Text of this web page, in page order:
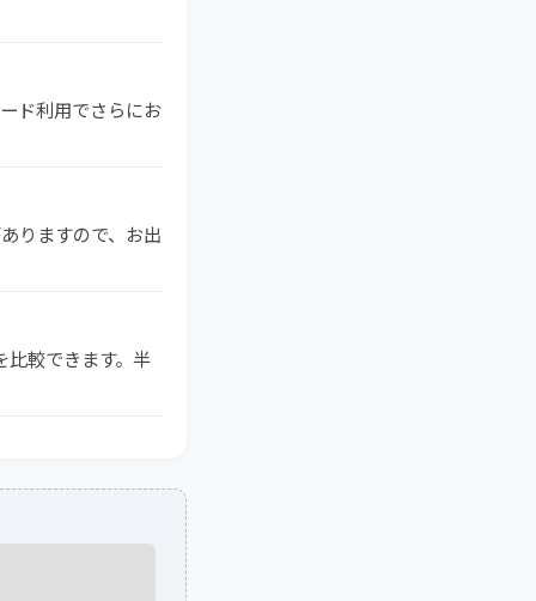
ド利用でさらにお
りますので、お出
比較できます。半